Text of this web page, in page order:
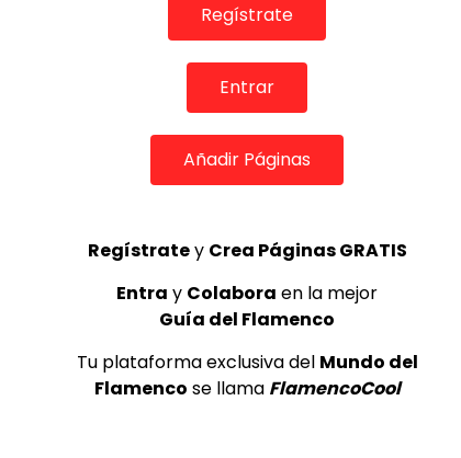
Regístrate
Entrar
Añadir Páginas
Regístratey Crea Páginas GRATIS
Entra y Colabora en la mejor
Guía del Flamenco
Tu plataforma exclusiva del Mundo del
Flamenco se llama FlamencoCool